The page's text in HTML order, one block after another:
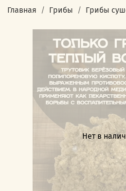
Главная Грибы Грибы
Нет в